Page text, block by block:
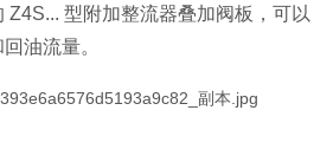
Z4S... 型附加整流器叠加阀板，可以
油流量。